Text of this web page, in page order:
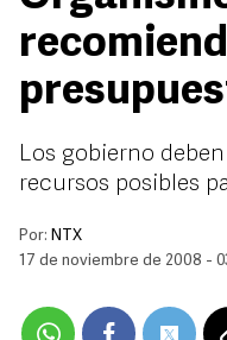
Los gobierno
recursos posibles
Por: NTX
17 de noviembre de 2008 -